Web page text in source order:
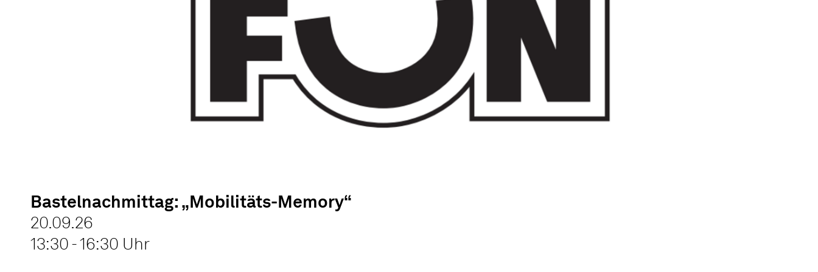
Bastelnachmittag: „Mobilitäts-Memory“
20.09.26
13:30 - 16:30 Uhr